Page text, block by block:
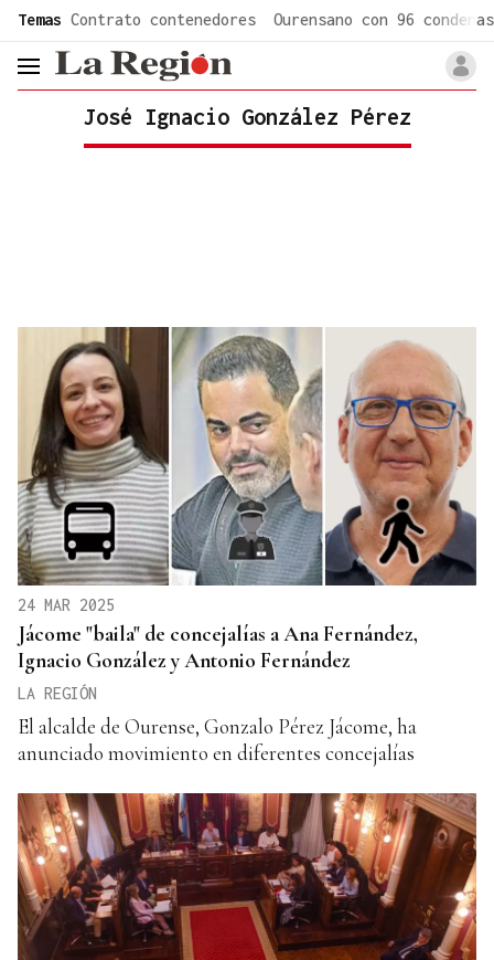
Temas Contrato contenedores Ourensano con 96 condenas
header.menu.open
José Ignacio González Pérez
24 MAR 2025
Jácome "baila" de concejalías a Ana Fernández,
Ignacio González y Antonio Fernández
LA REGIÓN
El alcalde de Ourense, Gonzalo Pérez Jácome, ha
anunciado movimiento en diferentes concejalías